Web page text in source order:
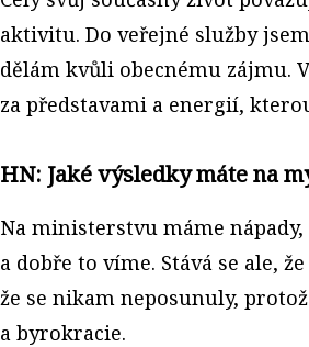
aktivitu. Do veřejné služby
dělám kvůli obecnému zájmu.
za představami a energií,
HN: Jaké výsledky máte na
Na ministerstvu máme
a dobře to víme. Stává se ale,
že se nikam neposunuly,
a byrokracie.